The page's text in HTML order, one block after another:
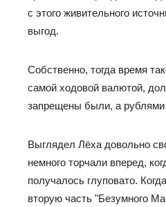
с этого живительного
выгод.
Собственно, тогда время
самой ходовой валютой,
запрещены были, а рублями
Выглядел Лёха довольно
немного торчали вперед,
получалось глуповато.
вторую часть "Безумного